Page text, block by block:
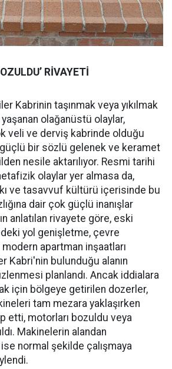
RİVAYETİ
Kabrinin taşınmak veya yıkılmak
olağanüstü olaylar,
veli ve derviş kabrinde olduğu
güçlü bir sözlü gelenek ve keramet
nesile aktarılıyor. Resmi tarihi
olaylar yer almasa da,
ve tasavvuf kültürü içerisinde bu
dair çok güçlü inanışlar
anlatılan rivayete göre, eski
yol genişletme, çevre
apartman inşaatları
Kabri'nin bulunduğu alanın
planlandı. Ancak iddialara
için bölgeye getirilen dozerler,
tam mezara yaklaşırken
etti, motorları bozuldu veya
Makinelerin alandan
ise normal şekilde çalışmaya